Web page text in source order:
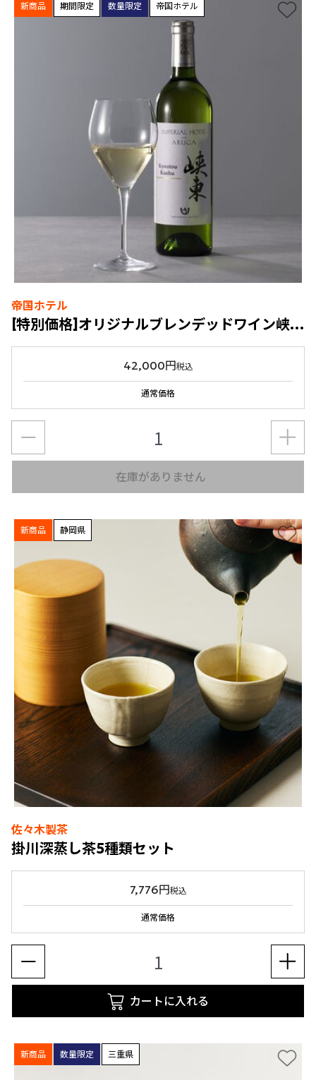
新商品 期間限定 数量限定 帝国ホテル
帝国ホテル
[特別価格]オリジナルブレンデッドワイン峡東2023 6本セット福袋
42,000円税込
通常価格
在庫がありません
新商品 静岡県
佐々木製茶
掛川深蒸し茶5種類セット
7,776円税込
通常価格
カートに入れる
新商品 数量限定 三重県